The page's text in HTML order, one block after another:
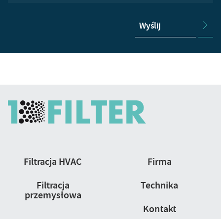
Wyślij
Filtracja HVAC
Filtracja
przemysłowa
Firma
Technika
Kontakt